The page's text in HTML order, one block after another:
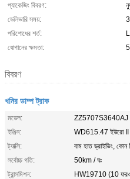
প্যাকেজিং বিবরণ:
ডেলিভারি সময়:
পরিশোধের শর্ত:
যোগানের ক্ষমতা:
বিবরণ
খনির ডাম্প ট্রাক
মডেল:
ZZ5707S3640AJ
ইঞ্জিন:
WD615.47 ইউরো II
ট্যাক্সি:
বাম হাত ড্রাইভিং, কোন
সর্বোচ্চ গতি:
50km / ঘঃ
ট্রান্সমিশন:
HW19710 (10